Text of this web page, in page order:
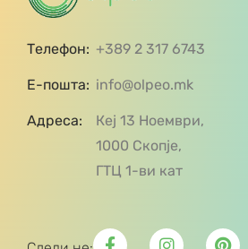
Телефон: +389 2 317 6743
Е-пошта: info@olpeo.mk
Адреса:
Кеј 13 Ноември,
1000 Скопје,
ГТЦ 1-ви кат